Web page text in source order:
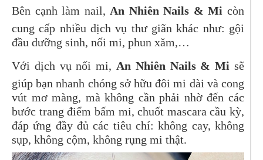
Bên cạnh làm nail, An Nhiên Nails & Mi còn
cung cấp nhiều dịch vụ thư giãn khác như: gội
đầu dưỡng sinh, nối mi, phun xăm,…
Với dịch vụ nối mi, An Nhiên Nails & Mi sẽ
giúp bạn nhanh chóng sở hữu đôi mi dài và cong
vút mơ màng, mà không cần phải nhờ đến các
bước trang điểm bấm mi, chuốt mascara cầu kỳ,
đáp ứng đầy đủ các tiêu chí: không cay, không
sụp, không cộm, không rụng mi thật.